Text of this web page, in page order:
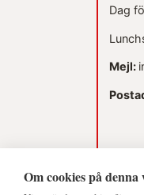
Dag
Mejl:
Om cookies på denna